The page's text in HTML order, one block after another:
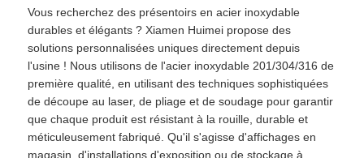
Vous recherchez des présentoirs en acier inoxydable
durables et élégants ? Xiamen Huimei propose des
solutions personnalisées uniques directement depuis
l'usine ! Nous utilisons de l'acier inoxydable 201/304/316 de
première qualité, en utilisant des techniques sophistiquées
de découpe au laser, de pliage et de soudage pour garantir
que chaque produit est résistant à la rouille, durable et
méticuleusement fabriqué. Qu'il s'agisse d'affichages en
magasin, d'installations d'exposition ou de stockage à